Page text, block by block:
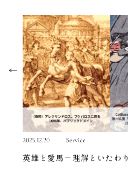
2025.12.20 Service
英雄と愛馬－理解といたわり